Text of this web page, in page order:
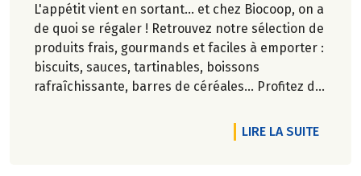
L'appétit vient en sortant... et chez Biocoop, on a
de quoi se régaler ! Retrouvez notre sélection de
produits frais, gourmands et faciles à emporter :
biscuits, sauces, tartinables, boissons
rafraîchissante, barres de céréales... Profitez de
LIRE LA SUITEDE